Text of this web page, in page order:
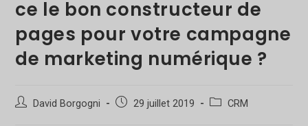
ce le bon constructeur de
pages pour votre campagne
de marketing numérique ?
Auteur/autrice
David Borgogni
Poste29 juillet 2019
Catégorie
CRM